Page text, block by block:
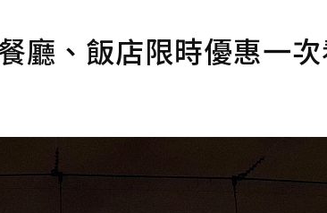
廳、飯店限時優惠一